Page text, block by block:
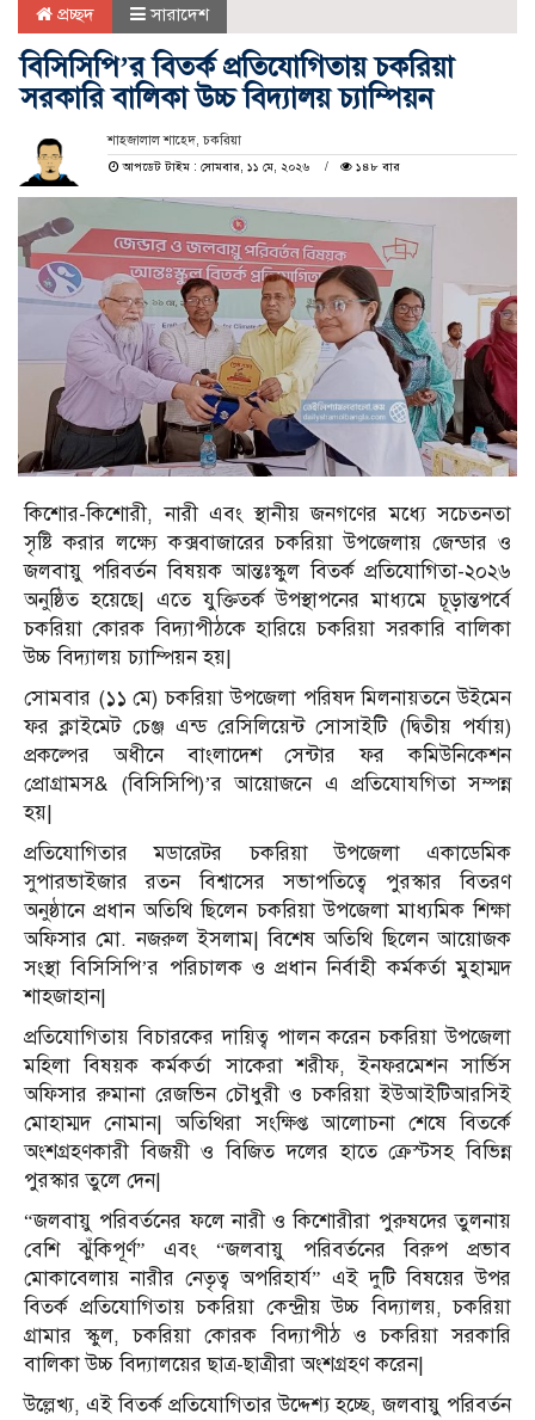
প্রচ্ছদ সারাদেশ
বিসিসিপি’র বিতর্ক প্রতিযোগিতায় চকরিয়া
সরকারি বালিকা উচ্চ বিদ্যালয় চ্যাম্পিয়ন
শাহ্জালাল শাহেদ, চকরিয়া
আপডেট টাইম : সোমবার, ১১ মে, ২০২৬
১৪৮ বার
কিশোর-কিশোরী, নারী এবং স্থানীয় জনগণের মধ্যে সচেতনতা
সৃষ্টি করার লক্ষ্যে কক্সবাজারের চকরিয়া উপজেলায় জেন্ডার ও
জলবায়ু পরিবর্তন বিষয়ক আন্তঃস্কুল বিতর্ক প্রতিযোগিতা-২০২৬
অনুষ্ঠিত হয়েছে| এতে যুক্তিতর্ক উপস্থাপনের মাধ্যমে চূড়ান্তপর্বে
চকরিয়া কোরক বিদ্যাপীঠকে হারিয়ে চকরিয়া সরকারি বালিকা
উচ্চ বিদ্যালয় চ্যাম্পিয়ন হয়|
সোমবার (১১ মে) চকরিয়া উপজেলা পরিষদ মিলনায়তনে উইমেন
ফর ক্লাইমেট চেঞ্জ এন্ড রেসিলিয়েন্ট সোসাইটি (দ্বিতীয় পর্যায়)
প্রকল্পের অধীনে বাংলাদেশ সেন্টার ফর কমিউনিকেশন
প্রোগ্রামস& (বিসিসিপি)’র আয়োজনে এ প্রতিযোযগিতা সম্পন্ন
হয়|
প্রতিযোগিতার মডারেটর চকরিয়া উপজেলা একাডেমিক
সুপারভাইজার রতন বিশ্বাসের সভাপতিত্বে পুরস্কার বিতরণ
অনুষ্ঠানে প্রধান অতিথি ছিলেন চকরিয়া উপজেলা মাধ্যমিক শিক্ষা
অফিসার মো. নজরুল ইসলাম| বিশেষ অতিথি ছিলেন আয়োজক
সংস্থা বিসিসিপি’র পরিচালক ও প্রধান নির্বাহী কর্মকর্তা মুহাম্মদ
শাহজাহান|
প্রতিযোগিতায় বিচারকের দায়িত্ব পালন করেন চকরিয়া উপজেলা
মহিলা বিষয়ক কর্মকর্তা সাকেরা শরীফ, ইনফরমেশন সার্ভিস
অফিসার রুমানা রেজভিন চৌধুরী ও চকরিয়া ইউআইটিআরসিই
মোহাম্মদ নোমান| অতিথিরা সংক্ষিপ্ত আলোচনা শেষে বিতর্কে
অংশগ্রহণকারী বিজয়ী ও বিজিত দলের হাতে ক্রেস্টসহ বিভিন্ন
পুরস্কার তুলে দেন|
“জলবায়ু পরিবর্তনের ফলে নারী ও কিশোরীরা পুরুষদের তুলনায়
বেশি ঝুঁকিপূর্ণ” এবং “জলবায়ু পরিবর্তনের বিরুপ প্রভাব
মোকাবেলায় নারীর নেতৃত্ব অপরিহার্য” এই দুটি বিষয়ের উপর
বিতর্ক প্রতিযোগিতায় চকরিয়া কেন্দ্রীয় উচ্চ বিদ্যালয়, চকরিয়া
গ্রামার স্কুল, চকরিয়া কোরক বিদ্যাপীঠ ও চকরিয়া সরকারি
বালিকা উচ্চ বিদ্যালয়ের ছাত্র-ছাত্রীরা অংশগ্রহণ করেন|
উল্লেখ্য, এই বিতর্ক প্রতিযোগিতার উদ্দেশ্য হচ্ছে, জলবায়ু পরিবর্তন